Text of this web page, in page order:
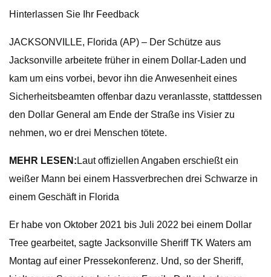
Hinterlassen Sie Ihr Feedback
JACKSONVILLE, Florida (AP) – Der Schütze aus
Jacksonville arbeitete früher in einem Dollar-Laden und
kam um eins vorbei, bevor ihn die Anwesenheit eines
Sicherheitsbeamten offenbar dazu veranlasste, stattdessen
den Dollar General am Ende der Straße ins Visier zu
nehmen, wo er drei Menschen tötete.
MEHR LESEN: Laut offiziellen Angaben erschießt ein
weißer Mann bei einem Hassverbrechen drei Schwarze in
einem Geschäft in Florida
Er habe von Oktober 2021 bis Juli 2022 bei einem Dollar
Tree gearbeitet, sagte Jacksonville Sheriff TK Waters am
Montag auf einer Pressekonferenz. Und, so der Sheriff,